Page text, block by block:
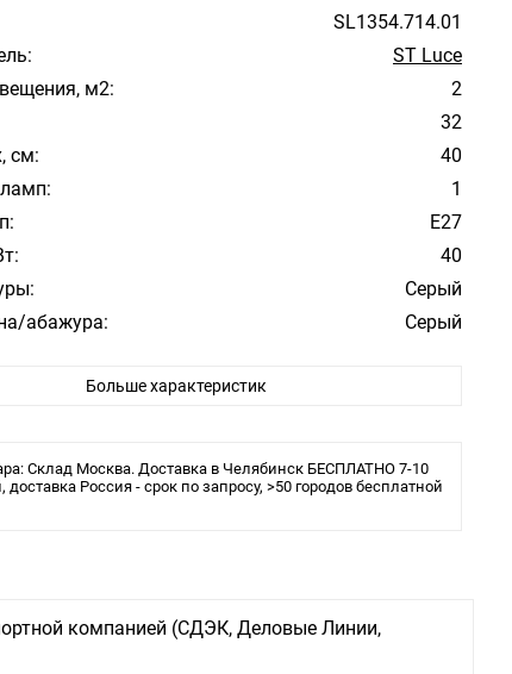
SL1354.714.01
ST Luce
м2:
2
32
см:
40
1
E27
40
Серый
абажура:
Серый
Больше характеристик
Склад Москва. Доставка в Челябинск БЕСПЛАТНО 7-10
доставка Россия - срок по запросу, >50 городов бесплатной
компанией (СДЭК, Деловые Линии,